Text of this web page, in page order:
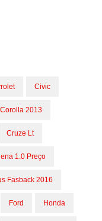
Civic
Corolla 2013
Cruze Lt
1.0 Preço
Fasback 2016
Ford Honda